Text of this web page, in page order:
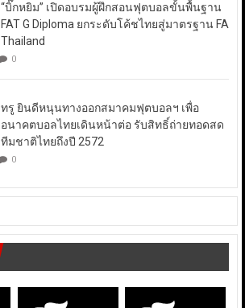
“บิ๊กหยิม” เปิดอบรมผู้ฝึกสอนฟุตบอลขั้นพื้นฐาน
FAT G Diploma ยกระดับโค้ชไทยสู่มาตรฐาน FA
Thailand
0
ทรู ยินดีหนุนทางออกสมาคมฟุตบอลฯ เพื่อ
อนาคตบอลไทยเดินหน้าต่อ รับสิทธิ์ถ่ายทอดสด
ทีมชาติไทยถึงปี 2572
0